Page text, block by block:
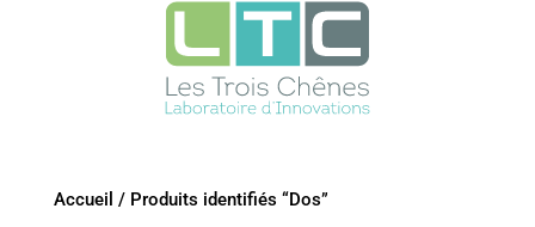
Accueil / Produits identifiés “Dos”